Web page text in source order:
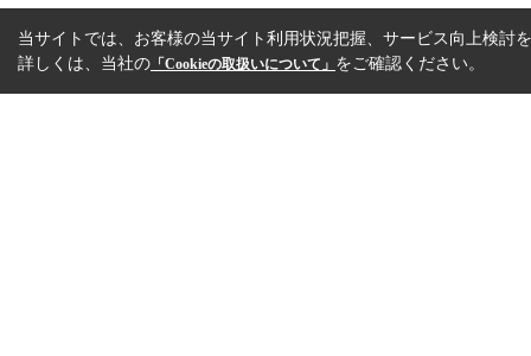
当サイトでは、お客様の当サイト利用状況把握、サービス向上検討
詳しくは、当社の 「Cookieの取扱いについて」 をご確認ください。